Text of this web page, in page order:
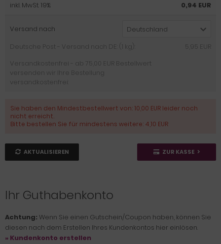
inkl. MwSt. 19%: 0,94 EUR
Versand nach
Deutschland
Deutsche Post - Versand nach DE: (1 kg):
5,95 EUR
Versandkostenfrei - ab 75,00 EUR Bestellwert
versenden wir Ihre Bestellung
versandkostenfrei:
Sie haben den Mindestbestellwert von: 10,00 EUR leider noch
nicht erreicht.
Bitte bestellen Sie für mindestens weitere: 4,10 EUR
AKTUALISIEREN ZUR KASSE
Ihr Guthabenkonto
Achtung: Wenn Sie einen Gutschein/Coupon haben, können Sie
diesen nach dem Erstellen Ihres Kundenkontos hier einlösen.
» Kundenkonto erstellen